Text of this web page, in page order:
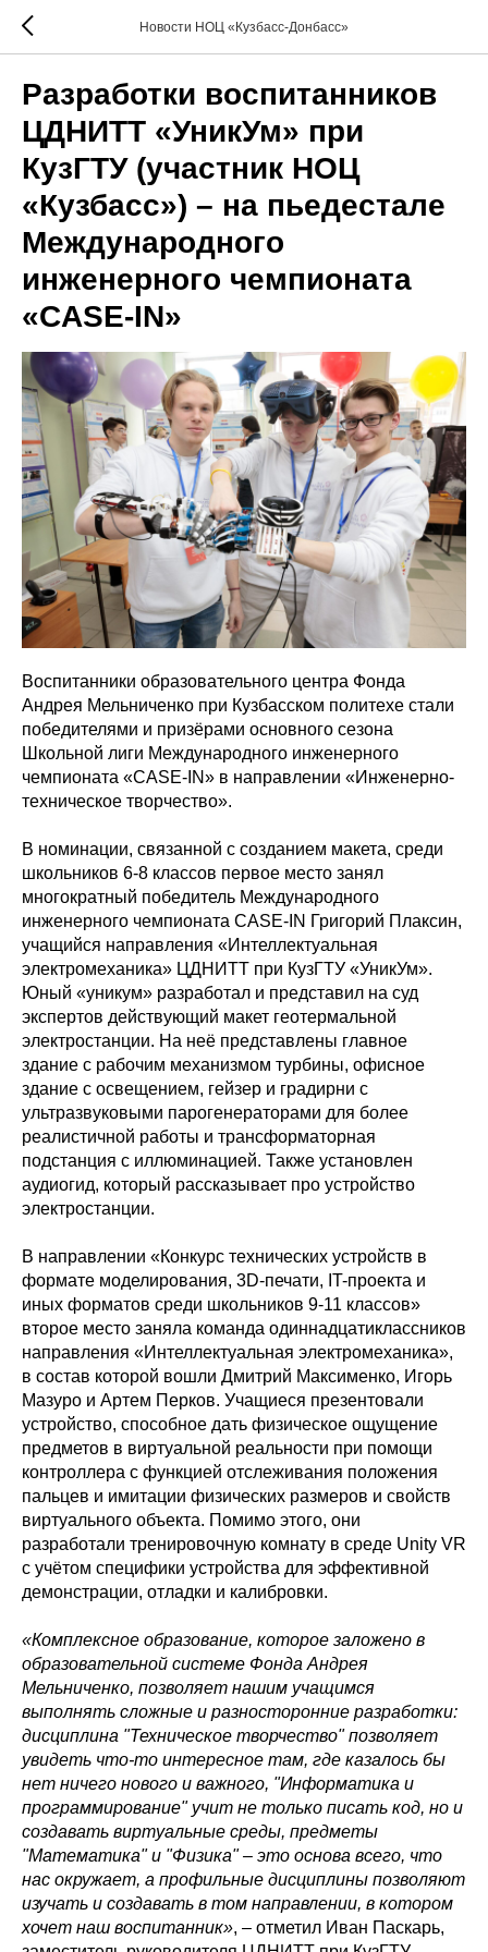
Новости НОЦ «Кузбасс-Донбасс»
Разработки воспитанников
ЦДНИТТ «УникУм» при
КузГТУ (участник НОЦ
«Кузбасс») – на пьедестале
Международного
инженерного чемпионата
«CASE-IN»
Воспитанники образовательного центра Фонда
Андрея Мельниченко при Кузбасском политехе стали
победителями и призёрами основного сезона
Школьной лиги Международного инженерного
чемпионата «CASE-IN» в направлении «Инженерно-
техническое творчество».
В номинации, связанной с созданием макета, среди
школьников 6-8 классов первое место занял
многократный победитель Международного
инженерного чемпионата CASE-IN Григорий Плаксин,
учащийся направления «Интеллектуальная
электромеханика» ЦДНИТТ при КузГТУ «УникУм».
Юный «уникум» разработал и представил на суд
экспертов действующий макет геотермальной
электростанции. На неё представлены главное
здание с рабочим механизмом турбины, офисное
здание с освещением, гейзер и градирни с
ультразвуковыми парогенераторами для более
реалистичной работы и трансформаторная
подстанция с иллюминацией. Также установлен
аудиогид, который рассказывает про устройство
электростанции.
В направлении «Конкурс технических устройств в
формате моделирования, 3D-печати, IT-проекта и
иных форматов среди школьников 9-11 классов»
второе место заняла команда одиннадцатиклассников
направления «Интеллектуальная электромеханика»,
в состав которой вошли Дмитрий Максименко, Игорь
Мазуро и Артем Перков. Учащиеся презентовали
устройство, способное дать физическое ощущение
предметов в виртуальной реальности при помощи
контроллера с функцией отслеживания положения
пальцев и имитации физических размеров и свойств
виртуального объекта. Помимо этого, они
разработали тренировочную комнату в среде Unity VR
с учётом специфики устройства для эффективной
демонстрации, отладки и калибровки.
«Комплексное образование, которое заложено в
образовательной системе Фонда Андрея
Мельниченко, позволяет нашим учащимся
выполнять сложные и разносторонние разработки:
дисциплина "Техническое творчество" позволяет
увидеть что-то интересное там, где казалось бы
нет ничего нового и важного, "Информатика и
программирование" учит не только писать код, но и
создавать виртуальные среды, предметы
"Математика" и "Физика" – это основа всего, что
нас окружает, а профильные дисциплины позволяют
изучать и создавать в том направлении, в котором
хочет наш воспитанник», – отметил Иван Паскарь,